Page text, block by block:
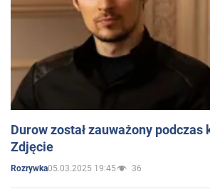
Durow został zauważony
Zdjęcie
Rozrywka05.03.2025 19:45 36